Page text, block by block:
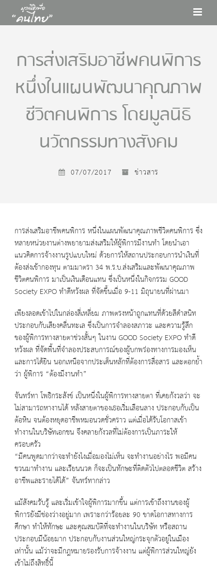
การส่งเสริมอาชีพคนพิการ
หนึ่งในแผนพัฒนาคุณภาพ
ชีวิตคนพิการ โดยมูลนิธิ
นวัตกรรมทางสังคม
07/07/2017 ข่าวสาร
การส่งเสริมอาชีพคนพิการ หนึ่งในแผนพัฒนาคุณภาพชีวิตคนพิการ ซึ่ง
หลายหน่วยงานต่างพยายามส่งเสริมให้ผู้พิการมีงานทำ โดยนำเอา
แนวคิดการจ้างงานรูปแบบใหม่ ด้วยการให้สถานประกอบการนำเงินที่
ต้องส่งเข้ากองทุน ตามมาตรา 34 พ.ร.บ.ส่งเสริมและพัฒนาคุณภาพ
ชีวิตคนพิการ มาเป็นเงินเดือนแทน ซึ่งเป็นหนึ่งในกิจกรรม GOOD
Society EXPO ทำดีหวังผล ที่จัดขึ้นเมื่อ 9-11 มิถุนายนที่ผ่านมา
เพียงลอดเข้าไปในกล่องสี่เหลี่ยม ภาพตรงหน้าถูกแทนที่ด้วยสีดำสนิท
ประกอบกับเสียงคลื่นทะเล ซึ่งเป็นการจำลองสภาวะ และความรู้สึก
ของผู้พิการทางสายตาช่วงสั้นๆ ในงาน GOOD Society EXPO ทำดี
หวังผล ที่จัดพื้นที่จำลองประสบการณ์ของผู้บกพร่องทางการมองเห็น
และการได้ยิน นอกเหนือจากประเด็นหลักที่ต้องการสื่อสาร และตอกย้ำ
ว่า ผู้พิการ “ต้องมีงานทำ”
จันทร์ทา โพธิกระสังข์ เป็นหนึ่งในผู้พิการทางสายตา ที่เคยกังวลว่า จะ
ไม่สามารถหางานได้ หลังสายตาของเธอเริ่มเลือนลาง ประกอบกับเป็น
ต้อหิน จนต้องหยุดอาชีพหมอนวดชั่วคราว แต่เมื่อได้รับโอกาสเข้า
ทำงานในบริษัทเอกชน จึงคลายกังวลที่ไม่ต้องการเป็นภาระให้
ครอบครัว
“มีคนพูดมากว่าจะทำยังไงเมื่อมองไม่เห็น จะทำงานอย่างไร พอมีคน
ชวนมาทำงาน และเรียนนวด ก็จะเป็นทักษะที่ติดตัวไปตลอดชีวิต สร้าง
อาชีพและรายได้ได้” จันทร์ทากล่าว
แม้สังคมรับรู้ และเริ่มเข้าใจผู้พิการมากขึ้น แต่การเข้าถึงงานของผู้
พิการยังมีช่องว่างอยู่มาก เพราะกว่าร้อยละ 90 ขาดโอกาสทางการ
ศึกษา ทำให้ทักษะ และคุณสมบัติที่จะทำงานในบริษัท หรือสถาน
ประกอบมีน้อยมาก ประกอบกับงานส่วนใหญ่กระจุกตัวอยู่ในเมือง
เท่านั้น แม้ว่าจะมีกฎหมายรองรับการจ้างงาน แต่ผู้พิการส่วนใหญ่ยัง
เข้าไม่ถึงสิทธิ์นี้